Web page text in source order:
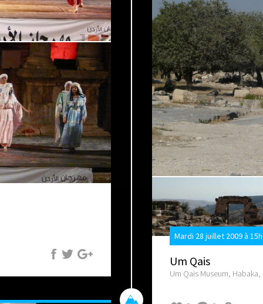
Mardi 28 juillet 2009 à
Um Qais
Um Qais Museum,